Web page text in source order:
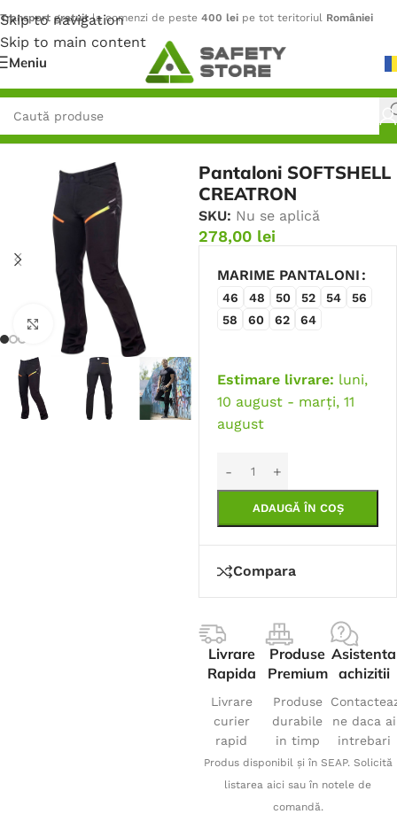
Skip to navigation
Skip to main content
Transport gratuitla comenzi de peste 400 lei pe tot teritoriul României
Meniu
Prima pagină/Outdoor
Faceți click pentru a mări
Pantaloni SOFTSHELL
CREATRON
SKU: Nu se aplică
278,00 lei
MARIME PANTALONI
46 48 50 52 54
56
58
60 62 64
Estimare livrare: luni,
10 august - marți, 11
august
ADAUGĂ ÎN COȘ
Compara
Livrare
Rapida
Livrare
curier
rapid
Produse
Premium
Produse
durabile
in timp
Asistenta
achizitii
ne daca ai
intrebari
Produs disponibil și în SEAP. Solicită
listarea aici sau în notele de
comandă.